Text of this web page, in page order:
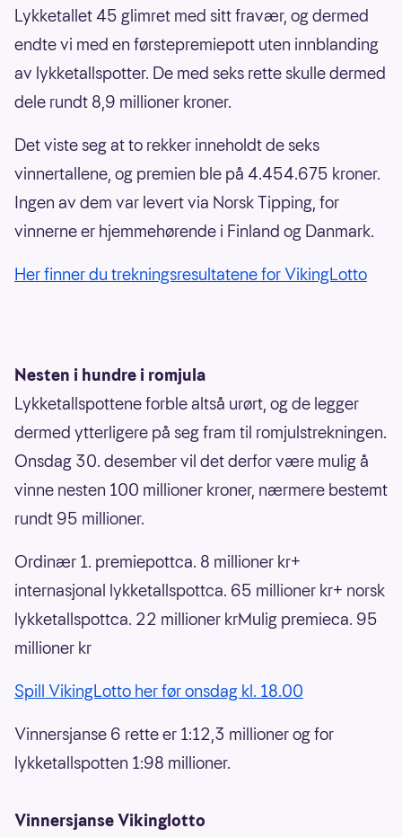
Lykketallet 45 glimret med sitt fravær, og dermed
endte vi med en førstepremiepott uten innblanding
av lykketallspotter. De med seks rette skulle dermed
dele rundt 8,9 millioner kroner.
Det viste seg at to rekker inneholdt de seks
vinnertallene, og premien ble på 4.454.675 kroner.
Ingen av dem var levert via Norsk Tipping, for
vinnerne er hjemmehørende i Finland og Danmark.
Her finner du trekningsresultatene for VikingLotto
Nesten i hundre i romjula
Lykketallspottene forble altså urørt, og de legger
dermed ytterligere på seg fram til romjulstrekningen.
Onsdag 30. desember vil det derfor være mulig å
vinne nesten 100 millioner kroner, nærmere bestemt
rundt 95 millioner.
Ordinær 1. premiepottca. 8 millioner kr+
internasjonal lykketallspottca. 65 millioner kr+ norsk
lykketallspottca. 22 millioner krMulig premieca. 95
millioner kr
Spill VikingLotto her før onsdag kl. 18.00
Vinnersjanse 6 rette er 1:12,3 millioner og for
lykketallspotten 1:98 millioner.
Vinnersjanse Vikinglotto